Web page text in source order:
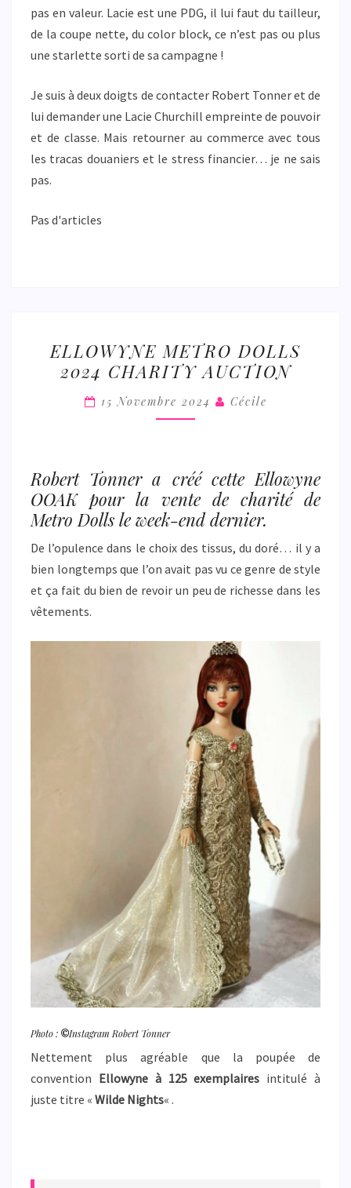
pas en valeur. Lacie est une PDG, il lui faut du tailleur,
de la coupe nette, du color block, ce n’est pas ou plus
une starlette sorti de sa campagne !
Je suis à deux doigts de contacter Robert Tonner et de
lui demander une Lacie Churchill empreinte de pouvoir
et de classe. Mais retourner au commerce avec tous
les tracas douaniers et le stress financier… je ne sais
pas.
Pas d'articles
METRO
DOLLS
2024
CHARITY
ELLOWYNE METRO DOLLS
2024 CHARITY AUCTION
15 Novembre 2024 Cécile
Robert Tonner a créé cette Ellowyne
OOAK pour la vente de charité de
Metro Dolls le week-end dernier.
De l’opulence dans le choix des tissus, du doré… il y a
bien longtemps que l’on avait pas vu ce genre de style
et ça fait du bien de revoir un peu de richesse dans les
vêtements.
Photo : ©Instagram Robert Tonner
Nettement plus agréable que la poupée de
convention Ellowyne à 125 exemplaires intitulé à
juste titre « Wilde Nights« .